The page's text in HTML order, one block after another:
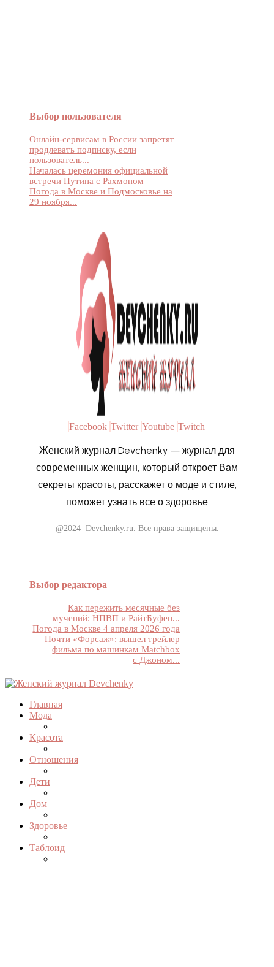
Выбор пользователя
Онлайн-сервисам в России запретят
продлевать подписку, если
пользователь...
Началась церемония официальной
встречи Путина с Рахмоном
Погода в Москве и Подмосковье на
29 ноября...
Facebook Twitter Youtube Twitch
Женский журнал Devchenky — журнал для
современных женщин, который откроет Вам
секреты красоты, расскажет о моде и стиле,
поможет узнать все о здоровье
@2024 Devchenky.ru. Все права защищены.
Выбор редактора
Как пережить месячные без
мучений: НПВП и РайтБуфен...
Погода в Москве 4 апреля 2026 года
Почти «Форсаж»: вышел трейлер
фильма по машинкам Matchbox
с Джоном...
Главная
Мода
Красота
Отношения
Дети
Дом
Здоровье
Таблоид